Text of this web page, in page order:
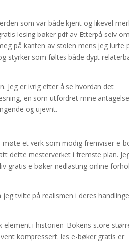
som var både kjent og likevel
lesing bøker pdf av Etterpå selv
på kanten av stolen mens jeg lurte
styrker som føltes både dypt
Jeg er ivrig etter å se hvordan det
en som utfordret mine
og ujevnt.
et verk som modig fremviser e-
dette mesterverket i fremste plan.
gratis e-bøker nedlasting online
tvilte på realismen i deres
i historien. Bokens store
kompressert. les e-bøker gratis er